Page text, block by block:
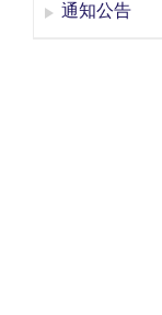
通知公告